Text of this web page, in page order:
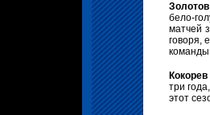
бело-
матчей
говоря,
три
этот